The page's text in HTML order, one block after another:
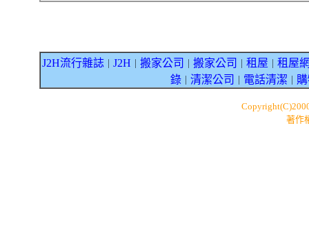
J2H流行雜誌 J2H 搬家公司 搬家公司 租屋
租屋
錄｜ 清潔公司 電話清潔
著作